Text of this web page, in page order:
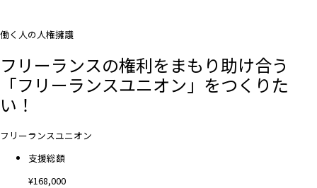
働く人の人権擁護
フリーランスの権利をまもり助け合う
「フリーランスユニオン」をつくりた
い！
フリーランスユニオン
支援総額
¥168,000